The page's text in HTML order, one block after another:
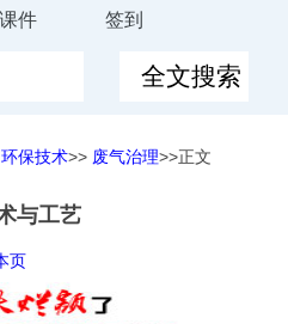
课件 签到
环保技术>> 废气治理>>正文
与工艺
页